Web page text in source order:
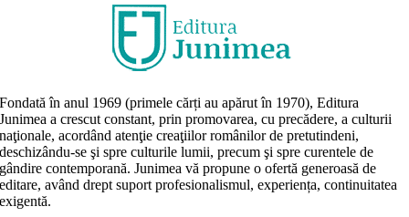
Fondată în anul 1969 (primele cărți au apărut în 1970), Editura
Junimea a crescut constant, prin promovarea, cu precădere, a culturii
naţionale, acordând atenţie creaţiilor românilor de pretutindeni,
deschizându-se şi spre culturile lumii, precum şi spre curentele de
gândire contemporană. Junimea vă propune o ofertă generoasă de
editare, având drept suport profesionalismul, experiența, continuitatea
exigentă.